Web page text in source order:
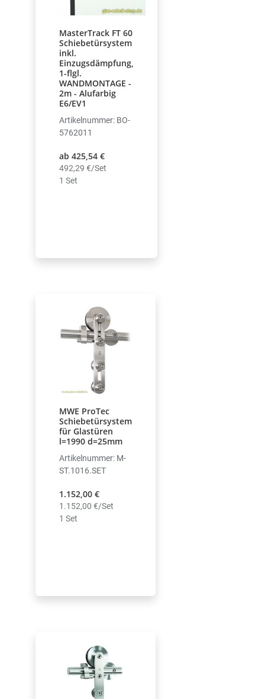
MasterTrack FT 60
Schiebetürsystem
inkl.
Einzugsdämpfung,
1-flgl.
WANDMONTAGE -
2m - Alufarbig
E6/EV1
Artikelnummer: BO-
5762011
ab 425,54 €
492,29 €/Set
1 Set
MWE ProTec
Schiebetürsystem
für Glastüren
l=1990 d=25mm
Artikelnummer: M-
ST.1016.SET
1.152,00 €
1.152,00 €/Set
1 Set